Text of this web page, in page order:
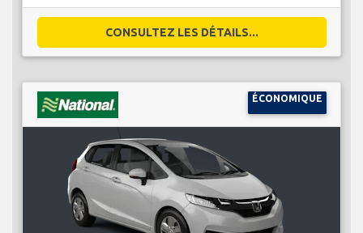
CONSULTEZ LES DÉTAILS...
ÉCONOMIQUE